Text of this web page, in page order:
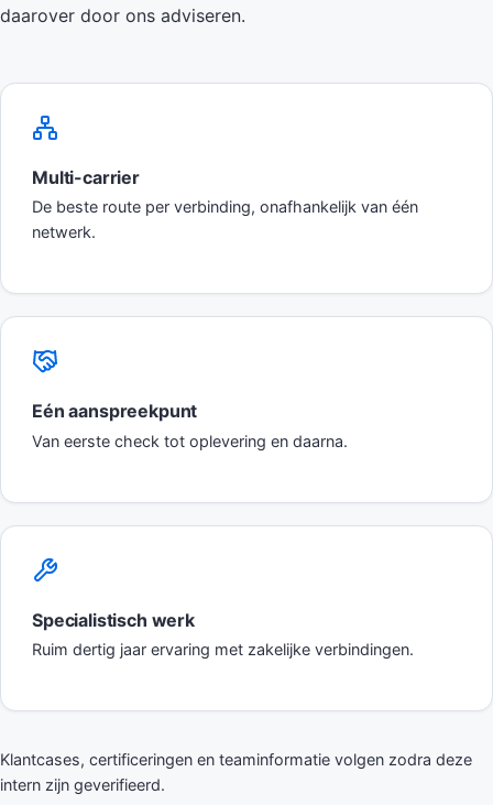
daarover door ons adviseren.
Multi-carrier
De beste route per verbinding, onafhankelijk van één
netwerk.
Eén aanspreekpunt
Van eerste check tot oplevering en daarna.
Specialistisch werk
Ruim dertig jaar ervaring met zakelijke verbindingen.
Klantcases, certificeringen en teaminformatie volgen zodra deze
intern zijn geverifieerd.